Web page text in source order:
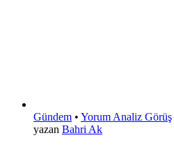
Gündem • Yorum Analiz Görüş
yazan Bahri Ak